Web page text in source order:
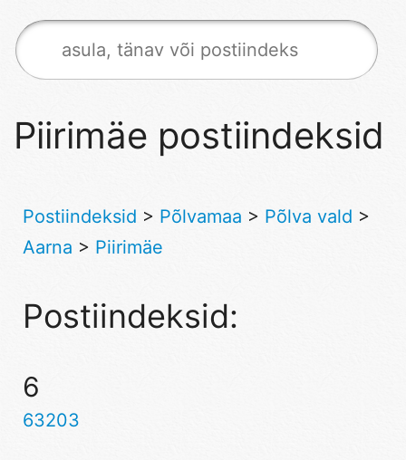
Piirimäe postiindeksid
Postiindeksid > Põlvamaa > Põlva vald >
Aarna > Piirimäe
Postiindeksid:
6
63203